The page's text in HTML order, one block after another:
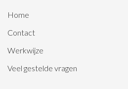
Home
Contact
Werkwijze
Veel gestelde vragen